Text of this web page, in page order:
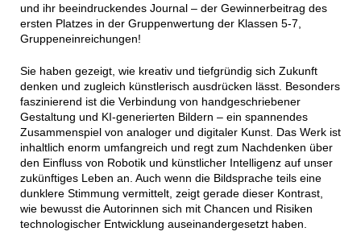
und ihr beeindruckendes Journal – der Gewinnerbeitrag des
ersten Platzes in der Gruppenwertung der Klassen 5-7,
Gruppeneinreichungen!
Sie haben gezeigt, wie kreativ und tiefgründig sich Zukunft
denken und zugleich künstlerisch ausdrücken lässt. Besonders
faszinierend ist die Verbindung von handgeschriebener
Gestaltung und KI-generierten Bildern – ein spannendes
Zusammenspiel von analoger und digitaler Kunst. Das Werk ist
inhaltlich enorm umfangreich und regt zum Nachdenken über
den Einfluss von Robotik und künstlicher Intelligenz auf unser
zukünftiges Leben an. Auch wenn die Bildsprache teils eine
dunklere Stimmung vermittelt, zeigt gerade dieser Kontrast,
wie bewusst die Autorinnen sich mit Chancen und Risiken
technologischer Entwicklung auseinandergesetzt haben.